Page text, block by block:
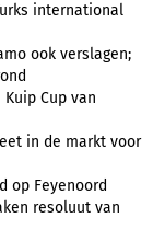
international
ook verslagen;
Cup van
in de markt voor
op Feyenoord
resoluut van